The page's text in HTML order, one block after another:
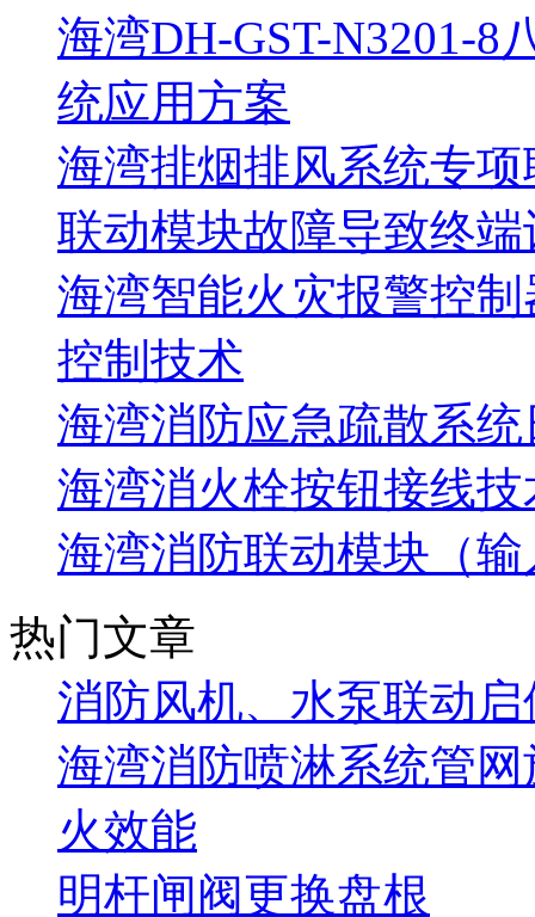
海湾DH-GST-N3201-8
统应用方案
海湾排烟排风系统专
联动模块故障导致终
海湾智能火灾报警控
控制技术
海湾消防应急疏散系
海湾消火栓按钮接线
海湾消防联动模块（
热门文章
消防风机、水泵联动
海湾消防喷淋系统管
火效能
明杆闸阀更换盘根